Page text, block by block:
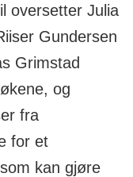
oversetter Julia
Gundersen
Grimstad
og
fra
for et
kan gjøre